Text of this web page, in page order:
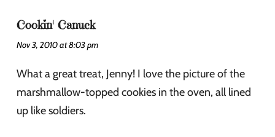
Cookin' Canuck
Nov 3, 2010 at 8:03 pm
What a great treat, Jenny! I love the picture of the
marshmallow-topped cookies in the oven, all lined
up like soldiers.